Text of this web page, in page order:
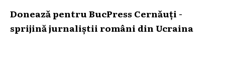
Donează pentru BucPress Cernăuți -
sprijină jurnaliștii români din Ucraina